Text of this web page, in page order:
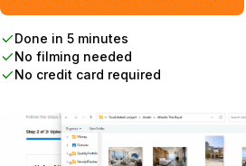
Done in 5 minutes
No filming needed
No credit card required